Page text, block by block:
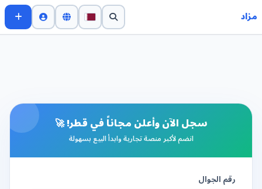
مزاد
سجل الآن وأعلن مجاناً في قطر! 🚀
انضم لأكبر منصة تجارية وابدأ البيع بسهولة
رقم الجوال